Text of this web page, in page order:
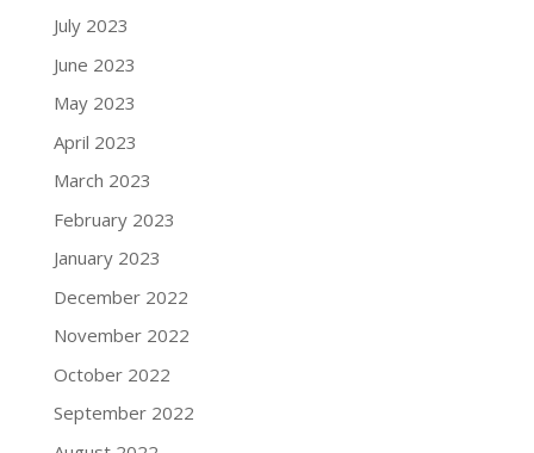
July 2023
June 2023
May 2023
April 2023
March 2023
February 2023
January 2023
December 2022
November 2022
October 2022
September 2022